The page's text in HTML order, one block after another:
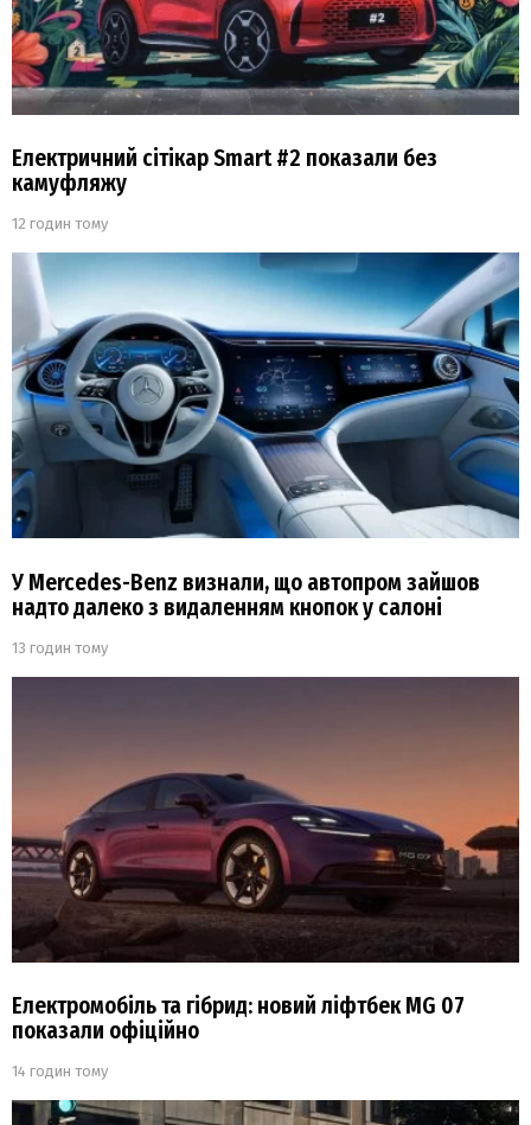
Електричний сітікар Smart #2 показали без
камуфляжу
12 годин тому
У Mercedes-Benz визнали, що автопром зайшов
надто далеко з видаленням кнопок у салоні
13 годин тому
Електромобіль та гібрид: новий ліфтбек MG 07
показали офіційно
14 годин тому